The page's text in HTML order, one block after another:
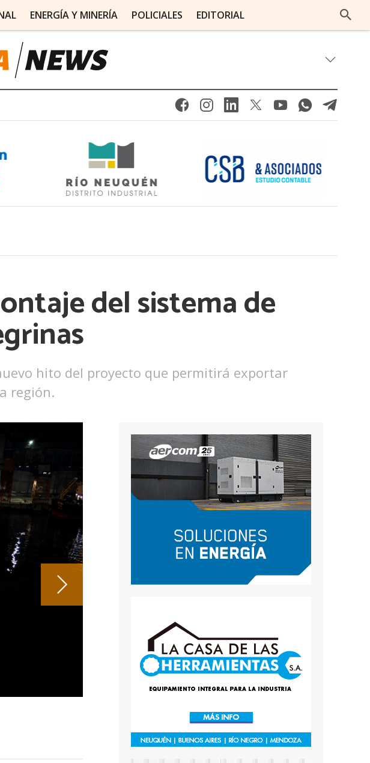
ENERGÍA Y MINERÍA POLICIALES EDITORIAL
del sistema de
hito del proyecto que permitirá exportar
región.